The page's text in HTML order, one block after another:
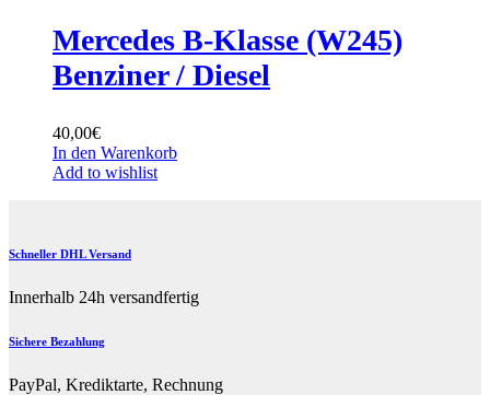
Mercedes B-Klasse (W245)
Benziner / Diesel
40,00€
In den Warenkorb
Add to wishlist
Schneller DHL Versand
Innerhalb 24h versandfertig
Sichere Bezahlung
PayPal, Krediktarte, Rechnung